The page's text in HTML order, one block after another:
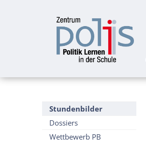
Stundenbilder
Dossiers
Wettbewerb PB